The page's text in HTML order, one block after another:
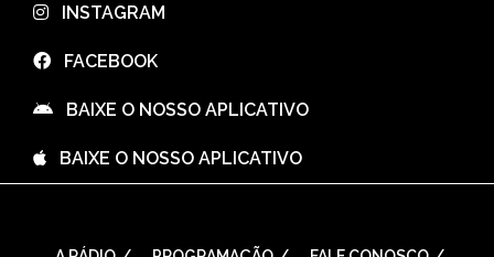
⠀INSTAGRAM
⠀FACEBOOK
⠀BAIXE O NOSSO APLICATIVO
⠀BAIXE O NOSSO APLICATIVO